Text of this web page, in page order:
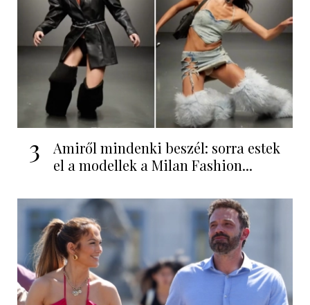
3
Amiről mindenki beszél: sorra estek
el a modellek a Milan Fashion...